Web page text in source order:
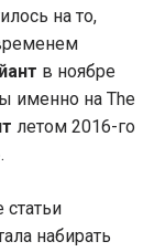
на то,
в ноябре
именно на The
летом 2016-го
набирать